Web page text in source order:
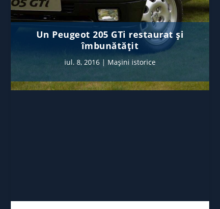
Un Peugeot 205 GTi restaurat și
îmbunătățit
iul. 8, 2016 | Mașini istorice